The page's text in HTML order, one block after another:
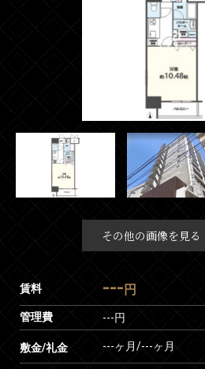
その他の画像を見る
賃料 --- 円
管理費 ---円
敷金/礼金 ---ヶ月/---ヶ月